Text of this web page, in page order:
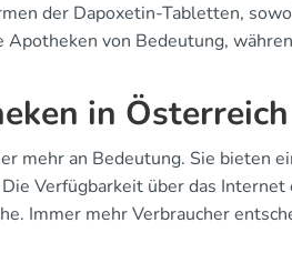
der Dapoxetin-Tabletten,
von Bedeutung,
in Österreich
mehr an Bedeutung. Sie bieten
Verfügbarkeit über das
Immer mehr Verbraucher